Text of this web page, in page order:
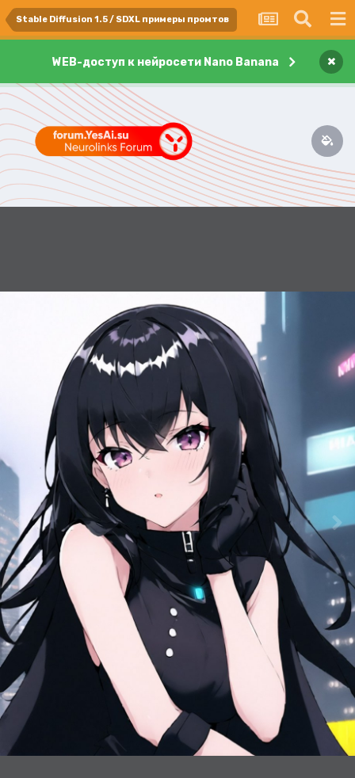
Stable Diffusion 1.5 / SDXL примеры промтов
WEB-доступ к нейросети Nano Banana ×